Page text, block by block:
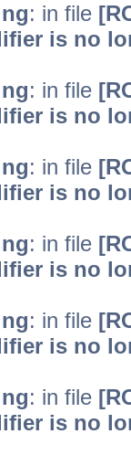
: in file
is no
: in file
is no
: in file
is no
: in file
is no
: in file
is no
: in file
is no